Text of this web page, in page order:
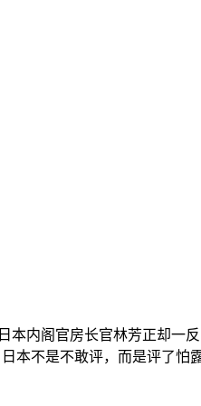
本内阁官房长官林芳正却一
本不是不敢评，而是评了怕